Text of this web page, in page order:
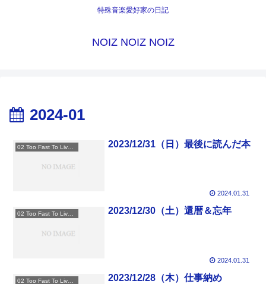
特殊音楽愛好家の日記
NOIZ NOIZ NOIZ
2024-01
2023/12/31（日）最後に読んだ本
2024.01.31
02 Too Fast To Live Too Young To Die 2023/12/30（土）還暦＆忘年
2024.01.31
2023/12/28（木）仕事納め